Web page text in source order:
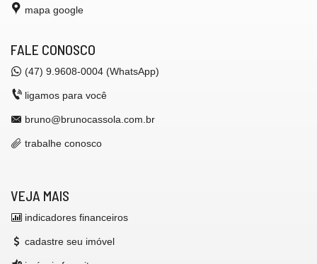
mapa google
FALE CONOSCO
(47) 9.9608-0004 (WhatsApp)
ligamos para você
bruno@brunocassola.com.br
trabalhe conosco
VEJA MAIS
indicadores financeiros
cadastre seu imóvel